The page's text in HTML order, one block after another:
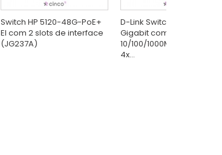
Switch HP 5120-48G-PoE+
EI com 2 slots de interface
(JG237A)
D-Link Switch Gerenciável
Gigabit com 24x
10/100/1000Mbps RJ45 +
4x...